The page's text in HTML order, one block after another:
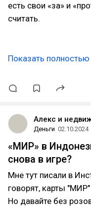
есть свои «за» и
считать.
Показать полностью
Алекс и
Деньги 02.10.2024
«МИР» в
снова в игре?
Мне тут писали в
говорят, карты
Но давайте без